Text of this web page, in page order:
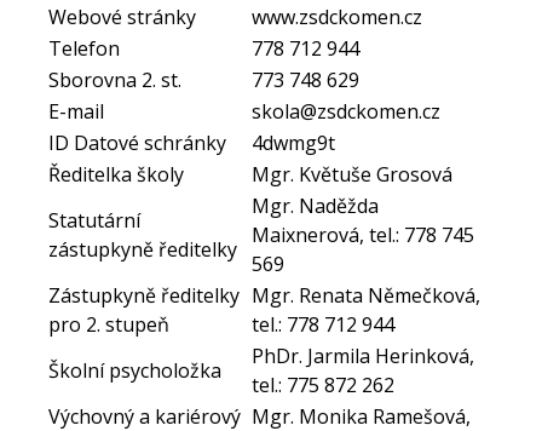
Webové stránky
www.zsdckomen.cz
Telefon
778 712 944
Sborovna 2. st.
773 748 629
E-mail
skola@zsdckomen.cz
ID Datové schránky
4dwmg9t
Ředitelka školy
Mgr. Květuše Grosová
Statutární
zástupkyně ředitelky
Mgr. Naděžda
Maixnerová, tel.: 778 745
569
Zástupkyně ředitelky
pro 2. stupeň
Mgr. Renata Němečková,
tel.: 778 712 944
Školní psycholožka
PhDr. Jarmila Herinková,
tel.: 775 872 262
Výchovný a kariérový Mgr. Monika Ramešová,